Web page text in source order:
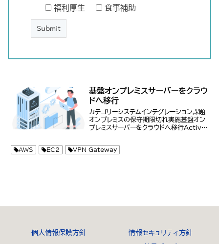
福利厚生 食事補助
基盤オンプレミスサーバーをクラウ
ドへ移行
カテゴリーシステムインテグレーション課題
オンプレミスの保守期限切れ実施基盤オン
プレミスサーバーをクラウドへ移行Active
行した。
AWS EC2 VPN Gateway
個人情報保護方針 情報セキュリティ方針